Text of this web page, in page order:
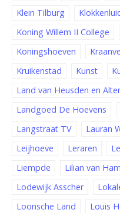
Klein Tilburg
Koning Willem II College
Koningshoeven
Kruikenstad
Kunst
Land van Heusden en
Landgoed De Hoevens
Langstraat TV
Lauran
Leijhoeve
Leraren
Liempde
Lilian van
Lodewijk Asscher
Loonsche Land
Louis